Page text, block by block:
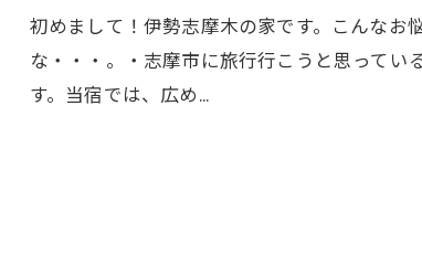
初めまして！伊勢志摩木の家です。こんな
な・・・。・志摩市に旅行行こうと思って
す。当宿では、広め…